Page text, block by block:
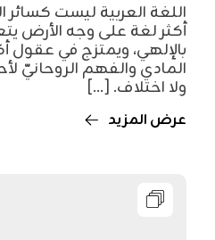
اللغة العربية ليست كسائر
أكثر لغة على وجه الأرض
بالإلهي، ويمتزج في عقول
المادي والفهم الروحانيّ
ولا اختلاف. [...]
عرض المزيد